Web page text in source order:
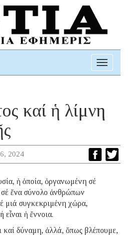
Toggle
καί ἡ λίμνη
2024
ἡ ὁποία, ὀργανωμένη σέ
ἕνα σύνολο ἀνθρώπων
μιά συγκεκριμένη χώρα,
ἡ ἔννοια.
καί δύναμη, ἀλλά, ὅπως βλέπουμε,